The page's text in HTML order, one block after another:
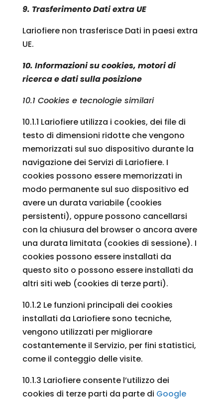
9. Trasferimento Dati extra UE
Lariofiere non trasferisce Dati in paesi extra
UE.
10. Informazioni su cookies, motori di
ricerca e dati sulla posizione
10.1 Cookies e tecnologie similari
10.1.1 Lariofiere utilizza i cookies, dei file di
testo di dimensioni ridotte che vengono
memorizzati sul suo dispositivo durante la
navigazione dei Servizi di Lariofiere. I
cookies possono essere memorizzati in
modo permanente sul suo dispositivo ed
avere un durata variabile (cookies
persistenti), oppure possono cancellarsi
con la chiusura del browser o ancora avere
una durata limitata (cookies di sessione). I
cookies possono essere installati da
questo sito o possono essere installati da
altri siti web (cookies di terze parti).
10.1.2 Le funzioni principali dei cookies
installati da Lariofiere sono tecniche,
vengono utilizzati per migliorare
costantemente il Servizio, per fini statistici,
come il conteggio delle visite.
10.1.3 Lariofiere consente l’utilizzo dei
cookies di terze parti da parte di Google